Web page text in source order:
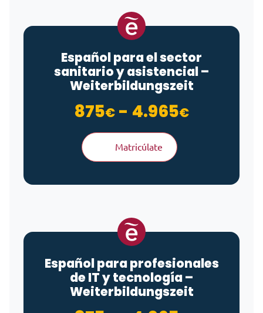
Español para el sector
sanitario y asistencial –
Weiterbildungszeit
875€ - 4.965€Rango
Matricúlate
Español para profesionales
de IT y tecnología –
Weiterbildungszeit